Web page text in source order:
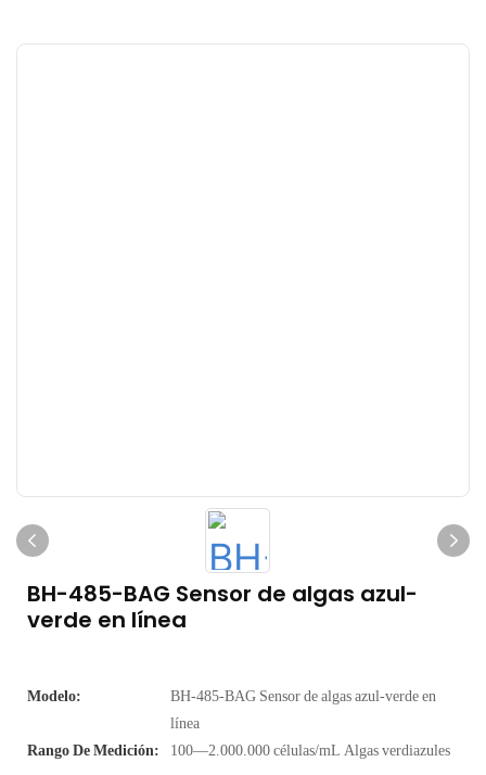
BH-485-BAG Sensor de algas azul-
verde en línea
Modelo:
BH-485-BAG Sensor de algas azul-verde en
línea
Rango De Medición:
100—2.000.000 células/mL Algas verdiazules